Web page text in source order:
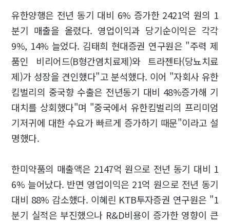
유한양행은 전년 동기 대비 6% 증가한 2421억 원의 1
분기 매출을 올렸다. 영업이익과 당기순이익은 각각
9%, 14% 늘었다. 김태희 현대증권 연구원은 "주력 제
품인 비리어드(B형간염치료제)와 트라젠타(당뇨치료
제)가 성장을 견인했다"고 분석했다. 이어 "자회사 유한
킴벌리의 중국향 수출은 전년동기 대비 48%증가해 기
대치를 상회했다"며 "중국에서 유한킴벌리의 프리미엄
기저귀에 대한 수요가 빠르게 증가하기 때문"이라고 설
명했다.
한미약품의 매출액은 2147억 원으로 전년 동기 대비 1
6% 늘어났다. 반면 영업이익은 21억 원으로 전년 동기
대비 88% 감소했다. 이혜린 KTB투자증권 연구원은 "1
분기 실적은 부진했으나 R&D비용이 증가한 영향이 큰